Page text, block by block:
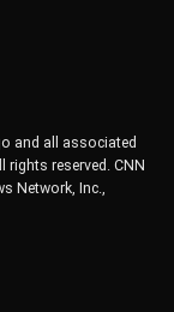
and all associated
reserved. CNN
Network, Inc.,